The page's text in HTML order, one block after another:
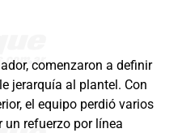
comenzaron a definir
jerarquía al plantel. Con
el equipo perdió varios
un refuerzo por línea